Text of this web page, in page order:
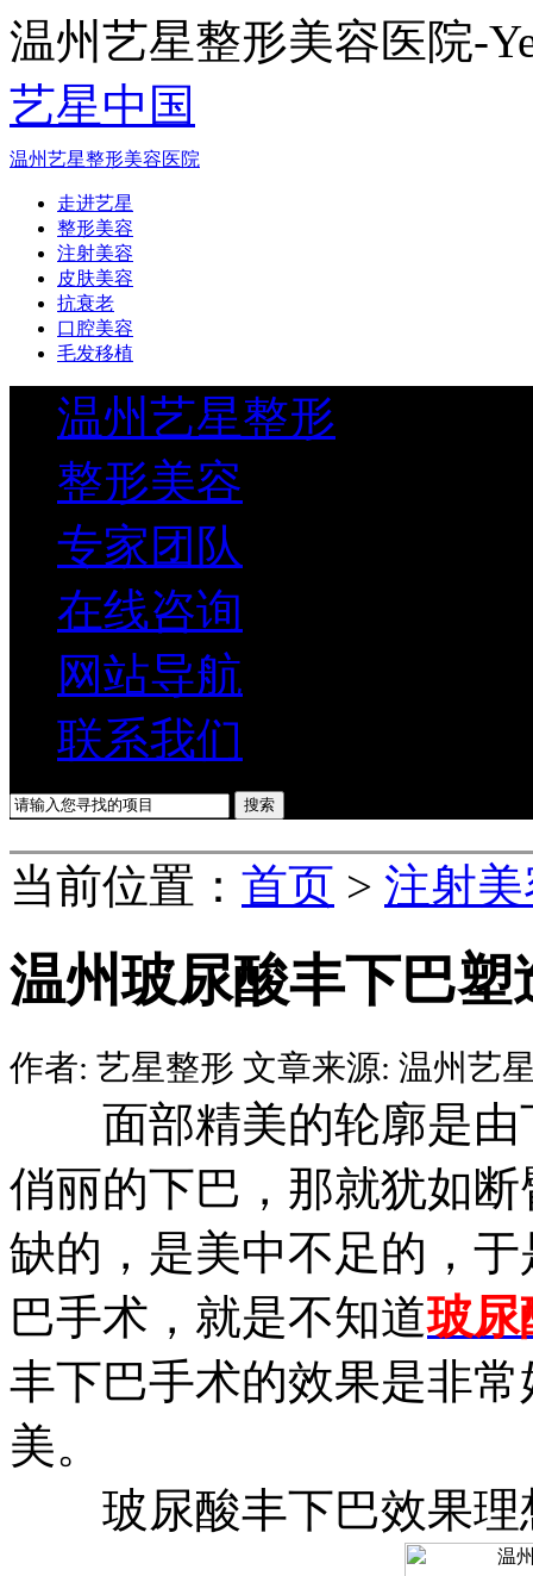
温州艺星整形美容医院-
艺星中国
温州艺星整形美容医院
走进艺星
整形美容
注射美容
皮肤美容
抗衰老
口腔美容
毛发移植
温州艺星整形
整形美容
专家团队
在线咨询
网站导航
联系我们
当前位置： 首页 > 注射
温州玻尿酸丰下巴
作者: 艺星整形 文章来源: 温州艺
面部精美的轮廓是由
俏丽的下巴，那就犹如
缺的，是美中不足的，
巴手术，就是不知道玻尿
丰下巴手术的效果是非
美。
玻尿酸丰下巴效果理